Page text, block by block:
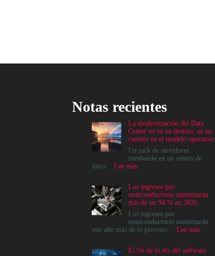
Notas recientes
La modernización del Data
Center no es un destino, es un
cambio en el modelo operativo
Un rack de servidores
zumbando en un centro de
datos... Lee más:
del
Data
Center
no
es
un
un
Los ingresos por
semiconductores aumentarán
más de un 94 % en 2026
Los ingresos por
semiconductores aumentarán
este año más de lo previsto.... Lee más:
por
El fin de la era del software